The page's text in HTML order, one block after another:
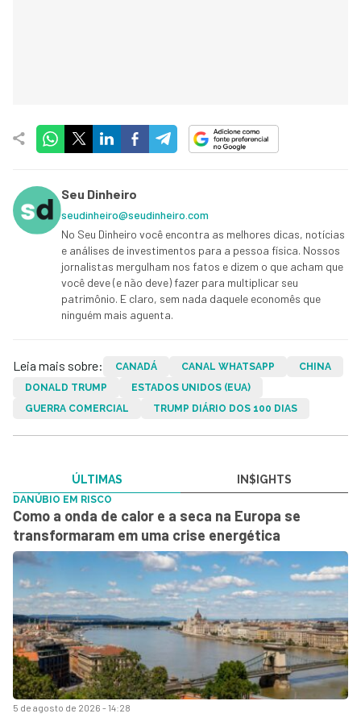
Seu Dinheiro
seudinheiro@seudinheiro.com
No Seu Dinheiro você encontra as melhores dicas, notícias
e análises de investimentos para a pessoa física. Nossos
jornalistas mergulham nos fatos e dizem o que acham que
você deve (e não deve) fazer para multiplicar seu
patrimônio. E claro, sem nada daquele economês que
ninguém mais aguenta.
Leia mais sobre: CANADÁ CANAL WHATSAPP
CHINA
DONALD TRUMP
ESTADOS UNIDOS (EUA)
GUERRA COMERCIAL
TRUMP DIÁRIO DOS 100 DIAS
ÚLTIMAS IN$IGHTS
5 de agosto de 2026 - 14:28
DANÚBIO EM RISCO
Como a onda de calor e a seca na Europa se
transformaram em uma crise energética